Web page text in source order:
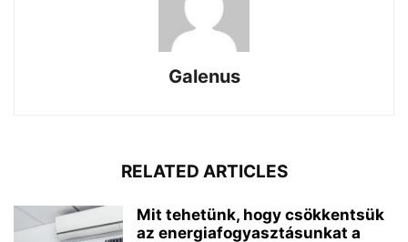
Galenus
RELATED ARTICLES
Mit tehetünk, hogy csökkentsük
az energiafogyasztásunkat a